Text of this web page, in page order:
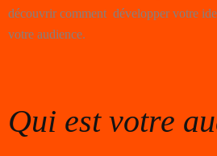
découvrir comment développer votre
votre audience.
Qui est votre